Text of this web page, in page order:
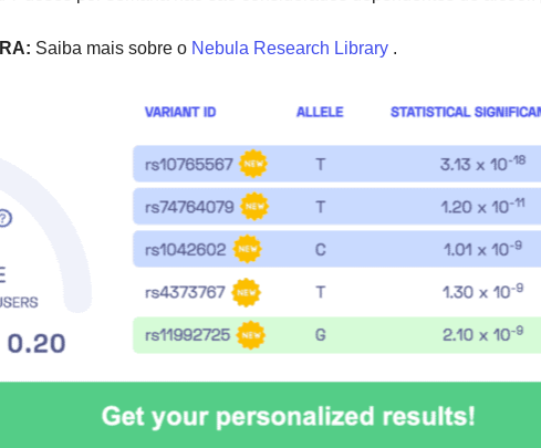
Saiba mais sobre o Nebula Research Library .